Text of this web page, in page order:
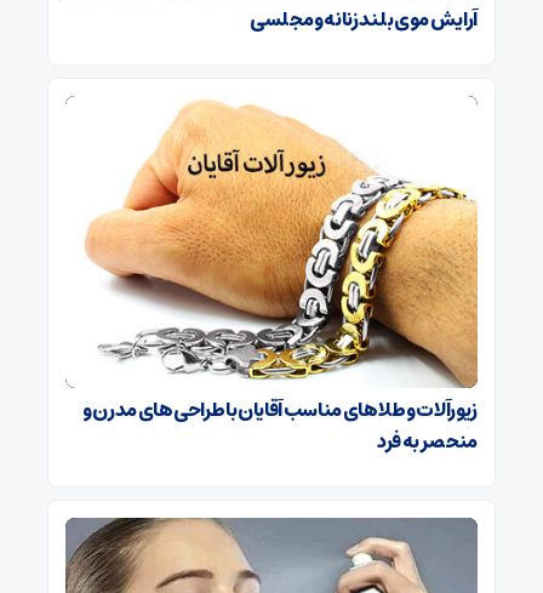
آرایش موی بلند زنانه و مجلسی
زیورآلات و طلاهای مناسب آقایان با طراحی‌های مدرن و
منحصر به فرد